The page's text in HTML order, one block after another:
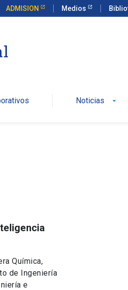
ADMISION Medios
Noticias arrow_drop_down
Química,
de Ingeniería
e